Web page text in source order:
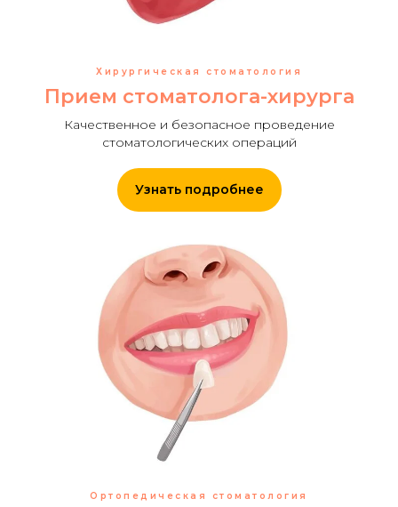
Хирургическая стоматология
Прием стоматолога-хирурга
Качественное и безопасное проведение
стоматологических операций
Узнать подробнее
Ортопедическая стоматология